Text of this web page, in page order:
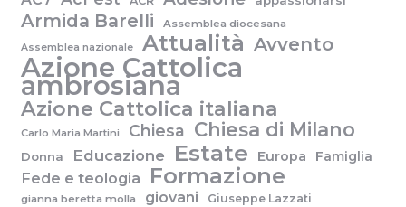
Armida Barelli Assemblea diocesana
Assemblea nazionale Attualità Avvento
Azione Cattolica
ambrosiana
Azione Cattolica italiana
Carlo Maria Martini Chiesa Chiesa di Milano
Donna Educazione Estate Europa Famiglia
Fede e teologia Formazione
gianna beretta molla giovani Giuseppe Lazzati